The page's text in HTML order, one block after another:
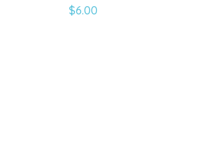
$6.00